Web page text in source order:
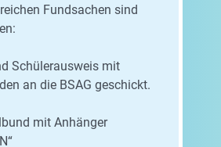
Fundsachen sind
Schülerausweis mit
an die BSAG geschickt.
mit Anhänger